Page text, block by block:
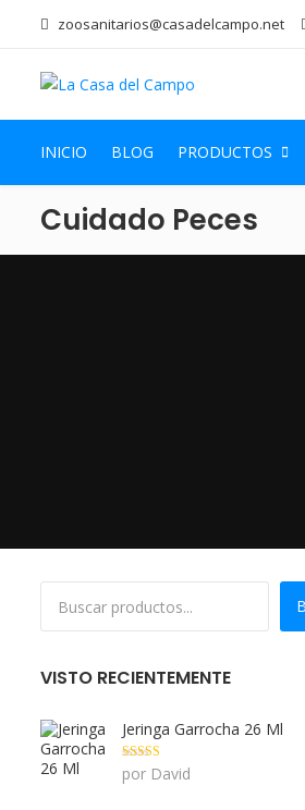
zoosanitarios@casadelcampo.net
INICIO BLOG PRODUCTOS
Cuidado Peces
VISTO RECIENTEMENTE
Jeringa Garrocha 26 Ml
Valorado con
5 de 5
por David